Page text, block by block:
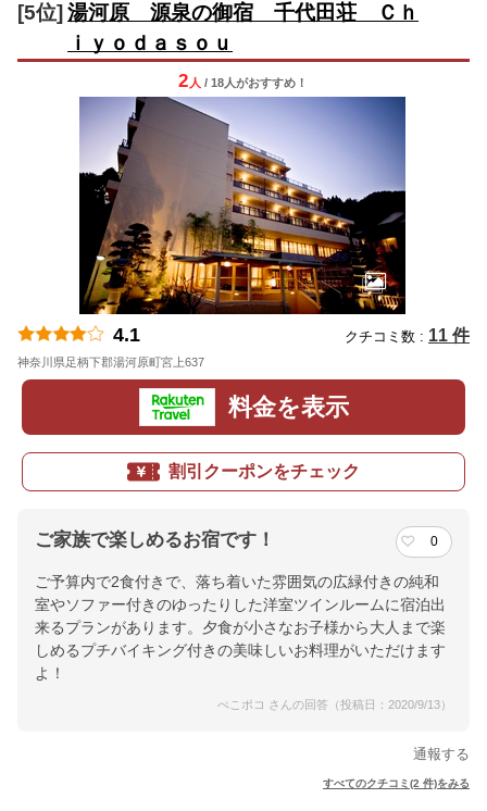
[5位] 湯河原 源泉の御宿 千代田荘 Ｃｈ
ｉｙｏｄａｓｏｕ
2 人 / 18人がおすすめ！
4.1 クチコミ数 : 11 件
神奈川県足柄下郡湯河原町宮上637
料金を表示
割引クーポンをチェック
ご家族で楽しめるお宿です！ 0
ご予算内で2食付きで、落ち着いた雰囲気の広緑付きの純和
室やソファー付きのゆったりした洋室ツインルームに宿泊出
来るプランがあります。夕食が小さなお子様から大人まで楽
しめるプチバイキング付きの美味しいお料理がいただけます
よ！
ぺこポコ さんの回答（投稿日：2020/9/13）
通報する
すべてのクチコミ(2 件)をみる